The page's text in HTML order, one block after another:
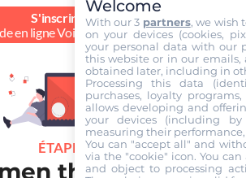
S'inscrire au
en ligne Voiture 40.00 €
ÉTAPE 2
théorique
Welcome
With our 3 partners, we wish
on your devices (cookies,
your personal data with our
this website or in our emails,
obtained later, including in
Processing this data
purchases, loyalty
allows developing and
your devices (including
measuring their
You can "accept all" and
via the "cookie" icon. You
and object to processing